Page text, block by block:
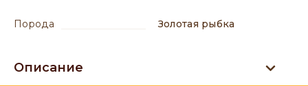
порода Золотая рыбка
Описание